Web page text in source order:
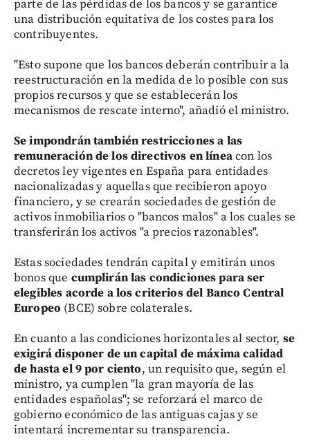
parte de las pérdidas de los bancos y se garantice
una distribución equitativa de los costes para los
contribuyentes.
"Esto supone que los bancos deberán contribuir a la
reestructuración en la medida de lo posible con sus
propios recursos y que se establecerán los
mecanismos de rescate interno", añadió el ministro.
Se impondrán también restricciones a las
remuneración de los directivos en líneacon los
decretos ley vigentes en España para entidades
nacionalizadas y aquellas que recibieron apoyo
financiero, y se crearán sociedades de gestión de
activos inmobiliarios o "bancos malos" a los cuales se
transferirán los activos "a precios razonables".
Estas sociedades tendrán capital y emitirán unos
bonos que cumplirán las condiciones para ser
elegibles acorde a los criterios del Banco Central
Europeo (BCE) sobre colaterales.
En cuanto a las condiciones horizontales al sector, se
exigirá disponer de un capital de máxima calidad
de hasta el 9 por ciento, un requisito que, según el
ministro, ya cumplen "la gran mayoría de las
entidades españolas"; se reforzará el marco de
gobierno económico de las antiguas cajas y se
intentará incrementar su transparencia.